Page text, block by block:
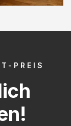
PREIS